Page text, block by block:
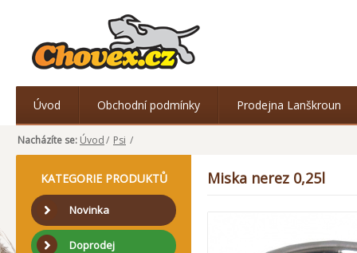
Úvod Obchodní podmínky Prodejna Lanškroun
Nacházíte se: Úvod/ Psi /
KATEGORIE PRODUKTŮ
Novinka
Doprodej
Miska nerez 0,25l